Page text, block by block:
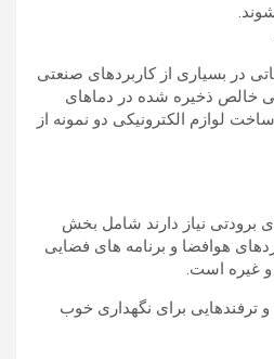
در بسیاری از کاربردهای صنعتی
خالص ذخیره شده در دماهای
لوازم الکترونیکی دو نمونه از
برودتی نیاز دارند شامل بخش
هوافضا و برنامه های فضایی
و غیره است.
و ترفندهایی برای نگهداری خوب